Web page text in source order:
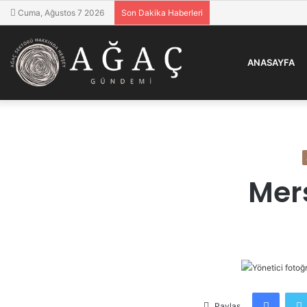
Cuma, Ağustos 7 2026 Son Dakika Haberleri
ANASAYFA